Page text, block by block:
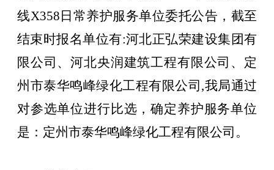
线X358 日常养护服务单位委托公告，截至
结束时报名单位有:河北正弘荣建设集团有
限公司、河北央润建筑工程有限公司、定
州市泰华鸣峰绿化工程有限公司,我局通过
对参选单位进行比选，确定养护服务单位
是：定州市泰华鸣峰绿化工程有限公司。